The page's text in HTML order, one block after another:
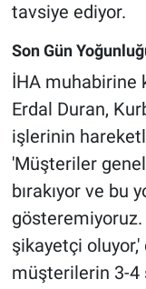
tavsiye ediyor.
Son Gün
İHA muhabirine
Erdal Duran,
işlerinin
'Müşteriler
bırakıyor ve bu
şikayetçi
müşterilerin 3-4